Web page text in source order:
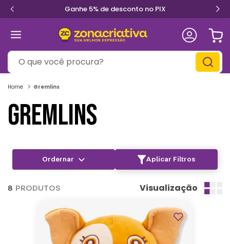
Ganhe 5% de desconto no PIX
O que você procura?
Gremlins
GREMLINS
Aplicar Filtros
8 PRODUTOS Visualização